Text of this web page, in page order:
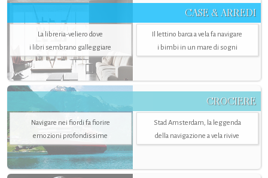
CASE & ARREDI
La libreria-veliero dove
i libri sembrano galleggiare
Il lettino barca a vela fa navigare
i bimbi in un mare di sogni
CROCIERE
Navigare nei fiordi fa fiorire
emozioni profondissime
Stad Amsterdam, la leggenda
della navigazione a vela rivive